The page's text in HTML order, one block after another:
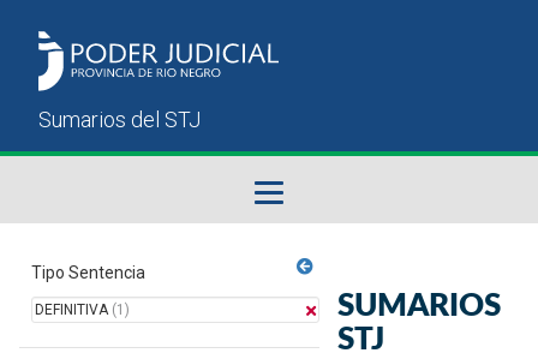
Sumarios del STJ
Tipo Sentencia
DEFINITIVA(1)
SUMARIOS
STJ